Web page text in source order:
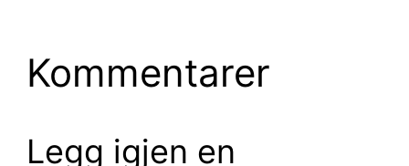
Kommentarer
Legg igjen en